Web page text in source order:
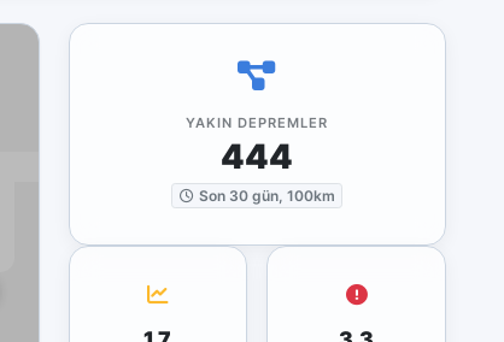
YAKIN DEPREMLER
444
Son 30 gün, 100km